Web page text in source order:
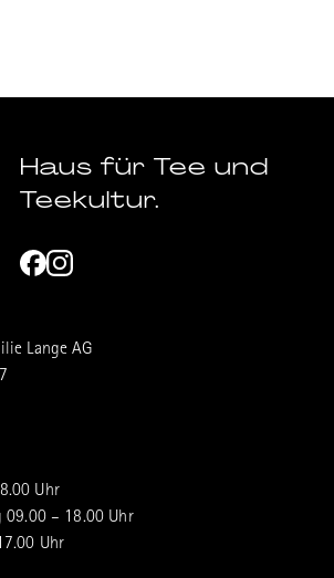
Haus für Tee und
Teekultur.
Lange AG
Uhr
09.00 – 18.00 Uhr
Uhr